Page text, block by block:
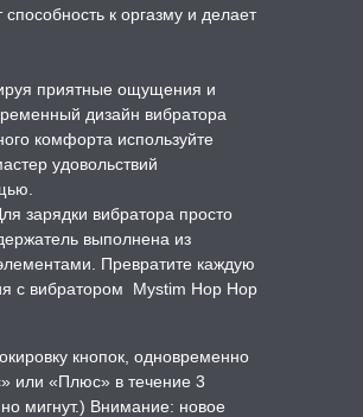
к оргазму и делает
приятные ощущения и
дизайн вибратора
комфорта используйте
удовольствий
зарядки вибратора просто
выполнена из
Превратите каждую
с вибратором Mystim Hop Hop
кнопок, одновременно
или «Плюс» в течение 3
мигнут.) Внимание: новое